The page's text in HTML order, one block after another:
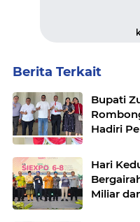
Berita Terkait
Bupati
Hadiri
Hari
Miliar